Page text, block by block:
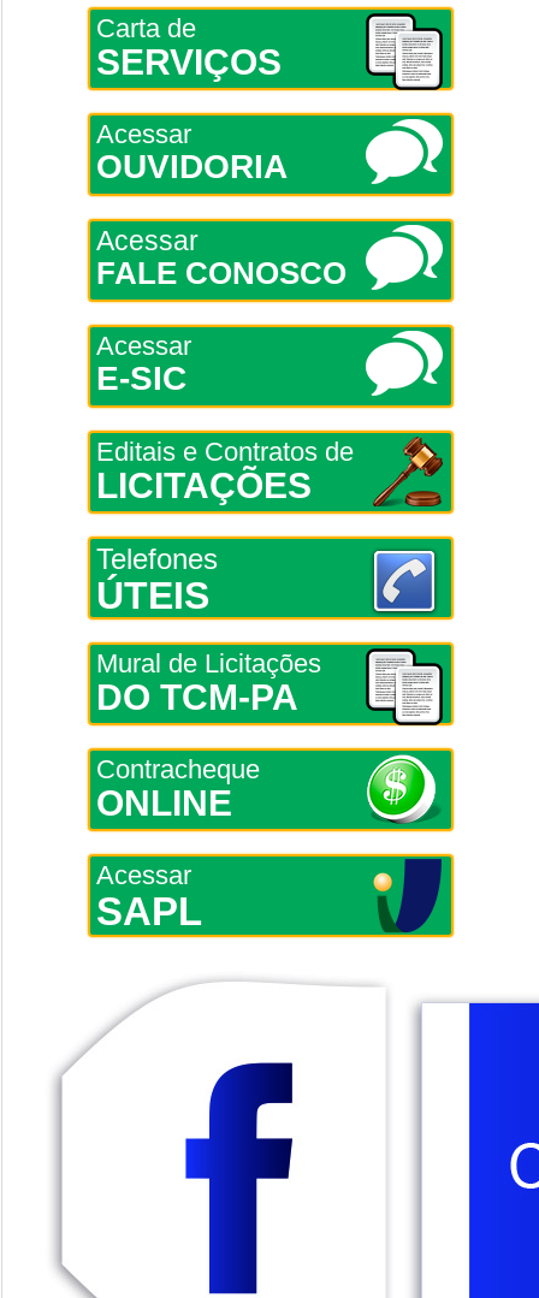
Carta de
SERVIÇOS
Acessar
OUVIDORIA
Acessar
FALE CONOSCO
Acessar
E-SIC
Editais e Contratos de
LICITAÇÕES
Telefones
ÚTEIS
Mural de Licitações
DO TCM-PA
Contracheque
ONLINE
Acessar
SAPL